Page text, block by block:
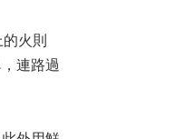
火則
連路過